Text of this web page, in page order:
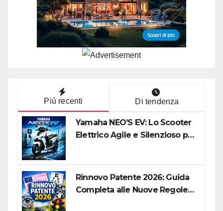
Più recenti Di tendenza
Yamaha NEO’S EV: Lo Scooter
Elettrico Agile e Silenzioso per
Rinnovo Patente 2026: Guida
Completa alle Nuove Regole,